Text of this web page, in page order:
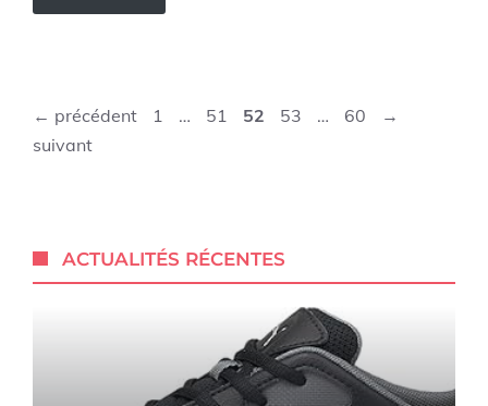
← précédent Page
1 … Page
51 Page
52 Page
53 … Page
60
→
suivant
ACTUALITÉS RÉCENTES